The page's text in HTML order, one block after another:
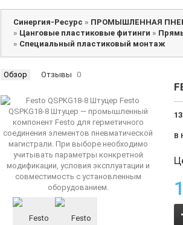
Синергия-Ресурс » ПРОМЫШЛЕННАЯ
» Цанговые пластиковые фитинги »
» Специальный пластиковый монтаж
Обзор Отзывы 0
В